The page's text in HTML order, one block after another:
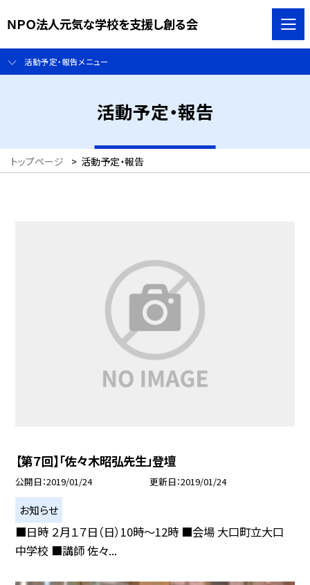
ＮＰＯ法人元気な学校を支援し創る会
活動予定・報告メニュー
活動予定・報告
トップページ > 活動予定・報告
【第７回】「佐々木昭弘先生」登壇
公開日 2019/01/24 更新日 2019/01/24
お知らせ
■日時 ２月１７日（日）10時〜12時 ■会場 大口町立大口
中学校 ■講師 佐々...